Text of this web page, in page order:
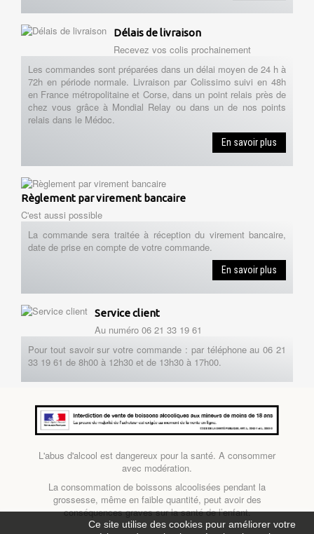
Délais de livraison
Recevez vos colis prochainement
Les commandes sont préparées dans un délai moyen de 24 h à
72h en période normale. Livraison par Colissimo suivi en 48h
en France métropolitaine et Corse, dans un point relais près de
chez vous grâce à Mondial Relay ou dans un de nos points
relais dans le Médoc.
En savoir plus
Règlement par virement bancaire
C'est aussi possible
La commande sera traitée à réception du virement bancaire,
date de prise en compte de votre commande.
En savoir plus
Service client
Au numéro 06 21 33 19 61
Pour tout savoir sur votre commande : par téléphone au 06 21
33 19 61 de 8h00 à 12h30 et de 13h30 à 17h00.
Ce site utilise des cookies pour améliorer votre
L'abus d'alcool est dangereux pour la santé. A consommer
avec modération.
La consommation de boissons alcoolisées pendant la
grossesse, même en faible quantité, peut avoir des
conséquences graves sur la santé de l’enfant.